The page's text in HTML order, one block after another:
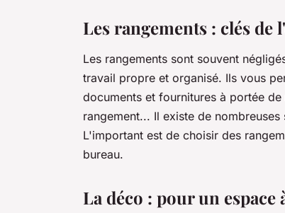
Les rangements : clés de
Les rangements sont souvent
travail propre et organisé. Ils vous
documents et fournitures à portée
rangement... Il existe de
L'important est de choisir des
bureau.
La déco : pour un espace